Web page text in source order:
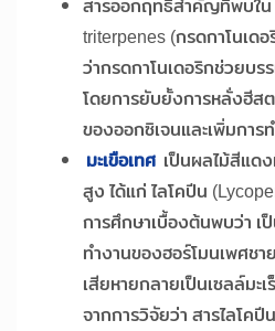
สารออกฤทธิ์สำคัญที่พบใน
triterpenes (กรดกาโนเด
ว่ากรดกาโนเดอริกช่วยบร
โดยการยับยั้งการหลั่งฮีส
ของออกซิเจนและเพิ่มการ
มะเขือเทศ เป็นผลไม้สีแด
สูง ได้แก่ ไลโคปีน
การศึกษาเบื้องต้นพบว่า เ
ทำงานของฮอร์โมนเพศชา
เสียหายกลายเป็นเซลล์มะ
จากการวิจัยว่า สารไลโค